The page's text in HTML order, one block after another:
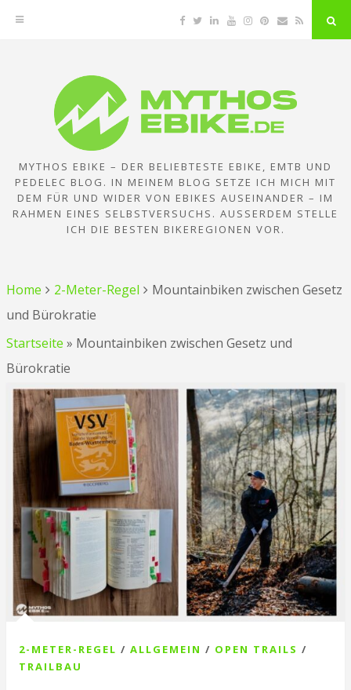
Facebook
TwitterLinkedinYouTubeInstagram
Pinterest
EmailRSS
MYTHOS EBIKE – DER BELIEBTESTE EBIKE, EMTB UND
PEDELEC BLOG. IN MEINEM BLOG SETZE ICH MICH MIT
DEM FÜR UND WIDER VON EBIKES AUSEINANDER – IM
RAHMEN EINES SELBSTVERSUCHS. AUSSERDEM STELLE I
CH DIE BESTEN BIKEREGIONEN VOR.
Home 2-Meter-Regel
Mountainbiken zwischen Gesetz
und Bürokratie
Startseite » Mountainbiken zwischen Gesetz und
Bürokratie
2-METER-REGEL / ALLGEMEIN / OPEN TRAILS /
TRAILBAU